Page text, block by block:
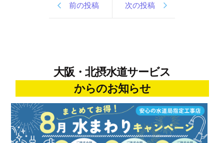
前の投稿 次の投稿
大阪・北摂水道サービス
からのお知らせ